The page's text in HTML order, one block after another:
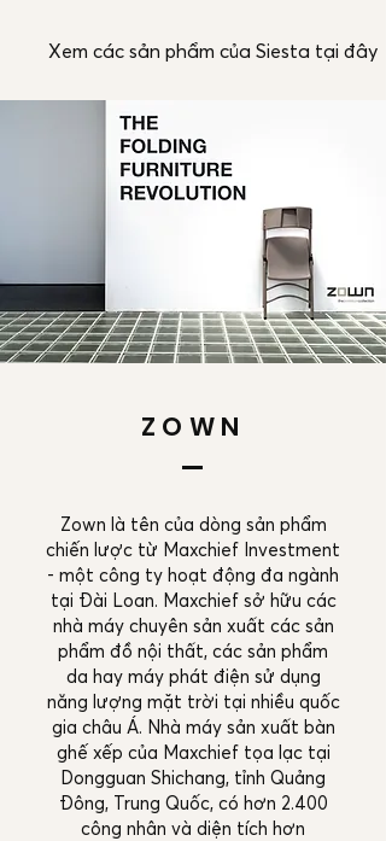
Xem các sản phẩm của Siesta tại đây
ZOWN
Zown là tên của dòng sản phẩm
chiến lược từ Maxchief Investment
- một công ty hoạt động đa ngành
tại Đài Loan. Maxchief sở hữu các
nhà máy chuyên sản xuất các sản
phẩm đồ nội thất, các sản phẩm
da hay máy phát điện sử dụng
năng lượng mặt trời tại nhiều quốc
gia châu Á. Nhà máy sản xuất bàn
ghế xếp của Maxchief tọa lạc tại
Dongguan Shichang, tỉnh Quảng
Đông, Trung Quốc, có hơn 2.400
công nhân và diện tích hơn